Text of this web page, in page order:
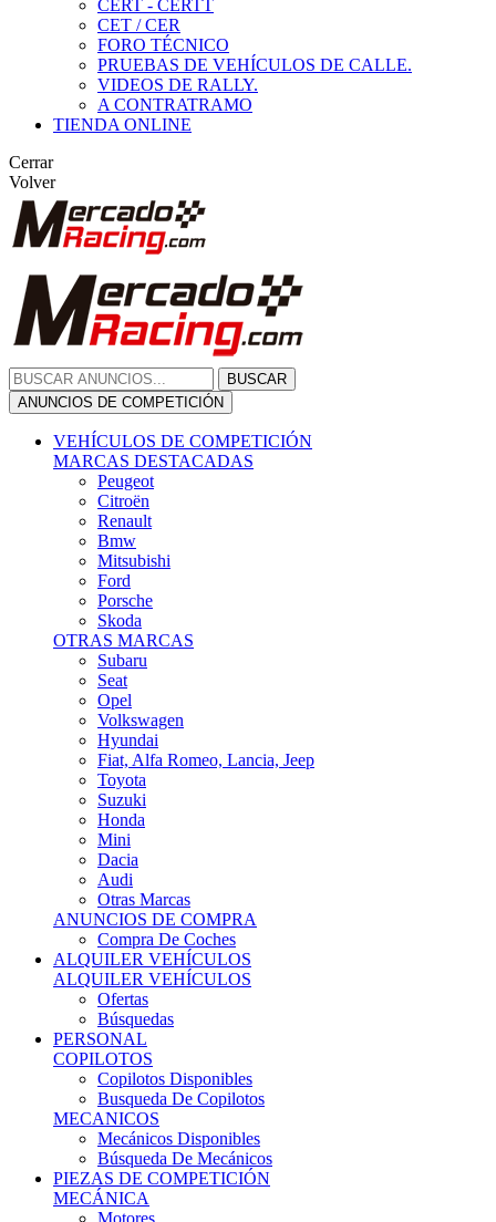
CERT - CERTT
CET / CER
FORO TÉCNICO
PRUEBAS DE VEHÍCULOS DE CALLE.
VIDEOS DE RALLY.
A CONTRATRAMO
TIENDA ONLINE
Cerrar
Volver
BUSCAR
ANUNCIOS DE COMPETICIÓN
VEHÍCULOS DE COMPETICIÓN
MARCAS DESTACADAS
Peugeot
Citroën
Renault
Bmw
Mitsubishi
Ford
Porsche
Skoda
OTRAS MARCAS
Subaru
Seat
Opel
Volkswagen
Hyundai
Fiat, Alfa Romeo, Lancia, Jeep
Toyota
Suzuki
Honda
Mini
Dacia
Audi
Otras Marcas
ANUNCIOS DE COMPRA
Compra De Coches
ALQUILER VEHÍCULOS
ALQUILER VEHÍCULOS
Ofertas
Búsquedas
PERSONAL
COPILOTOS
Copilotos Disponibles
Busqueda De Copilotos
MECANICOS
Mecánicos Disponibles
Búsqueda De Mecánicos
PIEZAS DE COMPETICIÓN
MECÁNICA
Motores